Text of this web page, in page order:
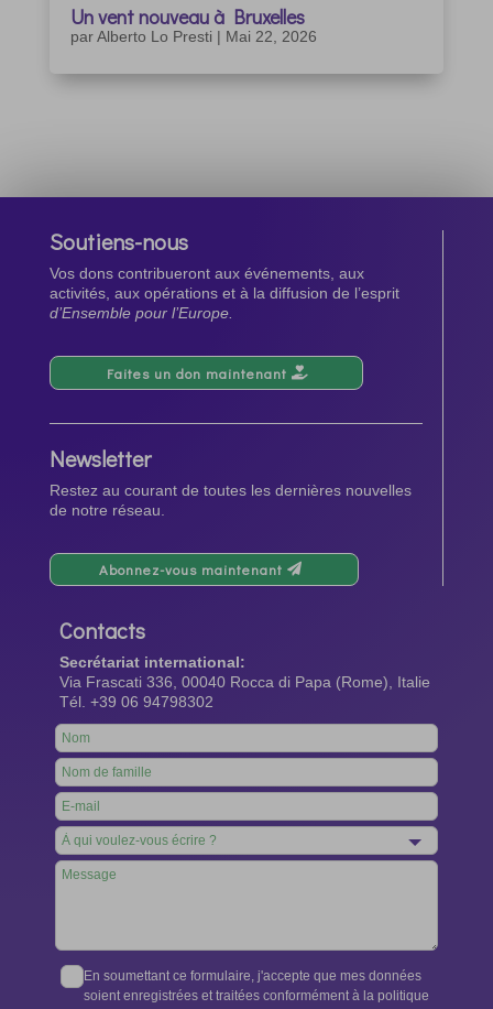
Un vent nouveau à Bruxelles
parAlberto Lo Presti | Mai 22, 2026
Soutiens-nous
Vos dons contribueront aux événements, aux
activités, aux opérations et à la diffusion de l’esprit
d’Ensemble pour l’Europe.
Faites un don maintenant
Newsletter
Restez au courant de toutes les dernières nouvelles
de notre réseau.
Abonnez-vous maintenant
Contacts
Secrétariat international:
Via Frascati 336, 00040 Rocca di Papa (Rome), Italie
Tél. +39 06 94798302
Leave
this
field
blank
En soumettant ce formulaire, j'accepte que mes données
soient enregistrées et traitées conformément à la politique